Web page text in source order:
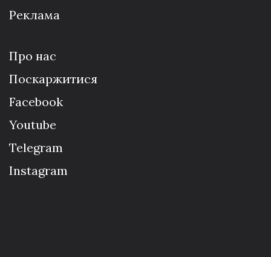
Реклама
Про нас
Поскаржитися
Facebook
Youtube
Telegram
Instagram